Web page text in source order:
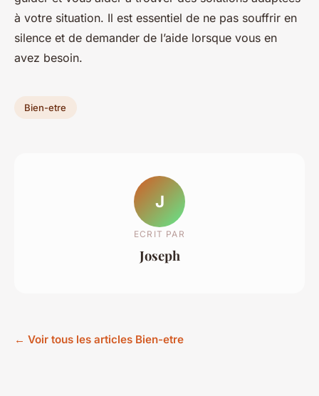
à votre situation. Il est essentiel de ne pas souffrir en
silence et de demander de l’aide lorsque vous en
avez besoin.
Bien-etre
J
ECRIT PAR
Joseph
← Voir tous les articles Bien-etre